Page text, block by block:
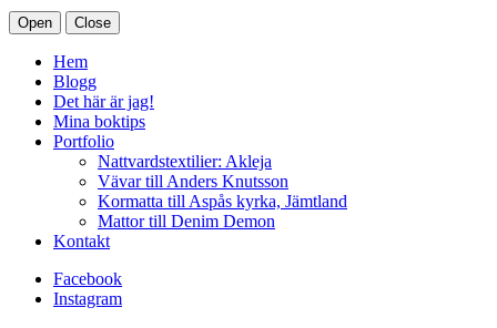
Open Close
Hem
Blogg
Det här är jag!
Mina boktips
Portfolio
Nattvardstextilier: Akleja
Vävar till Anders Knutsson
Kormatta till Aspås kyrka, Jämtland
Mattor till Denim Demon
Kontakt
Facebook
Instagram